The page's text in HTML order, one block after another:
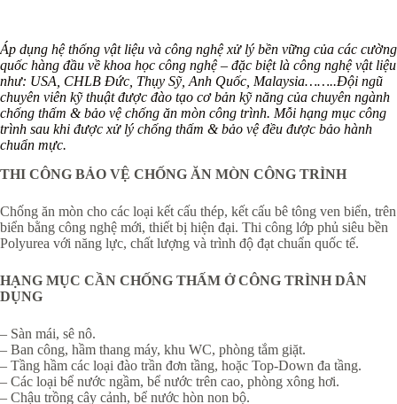
Áp dụng hệ thống vật liệu và công nghệ xử lý bền vững của các cường
quốc hàng đầu về khoa học công nghệ – đặc biệt là công nghệ vật liệu
như: USA, CHLB Đức, Thụy Sỹ, Anh Quốc, Malaysia……..Đội ngũ
chuyên viên kỹ thuật được đào tạo cơ bản kỹ năng của chuyên ngành
chống thấm & bảo vệ chống ăn mòn công trình. Mỗi hạng mục công
trình sau khi được xử lý chống thấm & bảo vệ đều được bảo hành
chuẩn mực.
THI CÔNG BẢO VỆ CHỐNG ĂN MÒN CÔNG TRÌNH
Chống ăn mòn cho các loại kết cấu thép, kết cấu bê tông ven biển, trên
biển bằng công nghệ mới, thiết bị hiện đại. Thi công lớp phủ siêu bền
Polyurea với năng lực, chất lượng và trình độ đạt chuẩn quốc tế.
HẠNG MỤC CẦN CHỐNG THẤM Ở CÔNG TRÌNH DÂN
DỤNG
– Sàn mái, sê nô.
– Ban công, hầm thang máy, khu WC, phòng tắm giặt.
– Tầng hầm các loại đào trần đơn tầng, hoặc Top-Down đa tầng.
– Các loại bể nước ngầm, bể nước trên cao, phòng xông hơi.
– Chậu trồng cây cảnh, bể nước hòn non bộ.